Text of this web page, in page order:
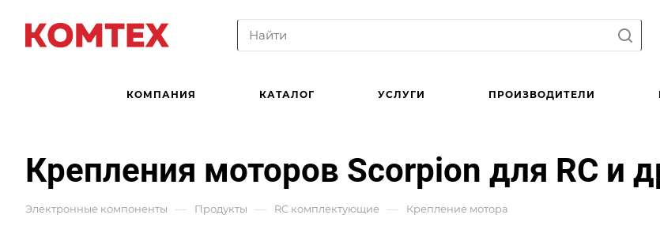
КОМПАНИЯ КАТАЛОГ УСЛУГИ ПРОИЗВОДИТЕЛИ
Крепления моторов Scorpion для RC и
Электронные компоненты — Продукты — RC комплектующие — Крепление мотора